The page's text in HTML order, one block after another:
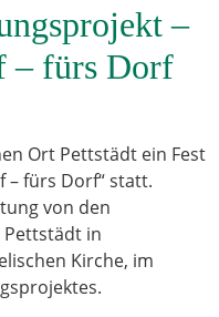
–
– fürs Dorf
Ort Pettstädt ein Fest
– fürs Dorf“ statt.
von den
in
Kirche, im